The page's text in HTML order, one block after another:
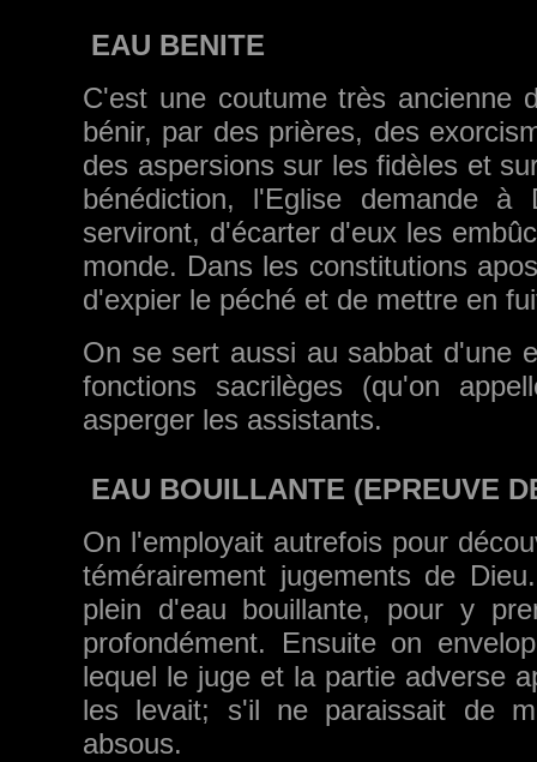
EAU BENITE
C'est une coutume très an­cienne
bénir, par des prières, des
des aspersions sur les fidèles et
bé­nédiction, l'Eglise demande
serviront, d'é­carter d'eux les
monde. Dans les constitutions
d'expier le péché et de mettre en
On se sert aussi au sabbat d'une
fonc­tions sacrilèges (qu'on
asperger les assis­tants.
EAU BOUILLANTE (EPREUVE
On l'employait autrefois pour
témé­rairement jugements de
plein d'eau bouillante, pour y
profondément. Ensuite on
lequel le juge et la partie adverse
les levait; s'il ne paraissait de
absous.